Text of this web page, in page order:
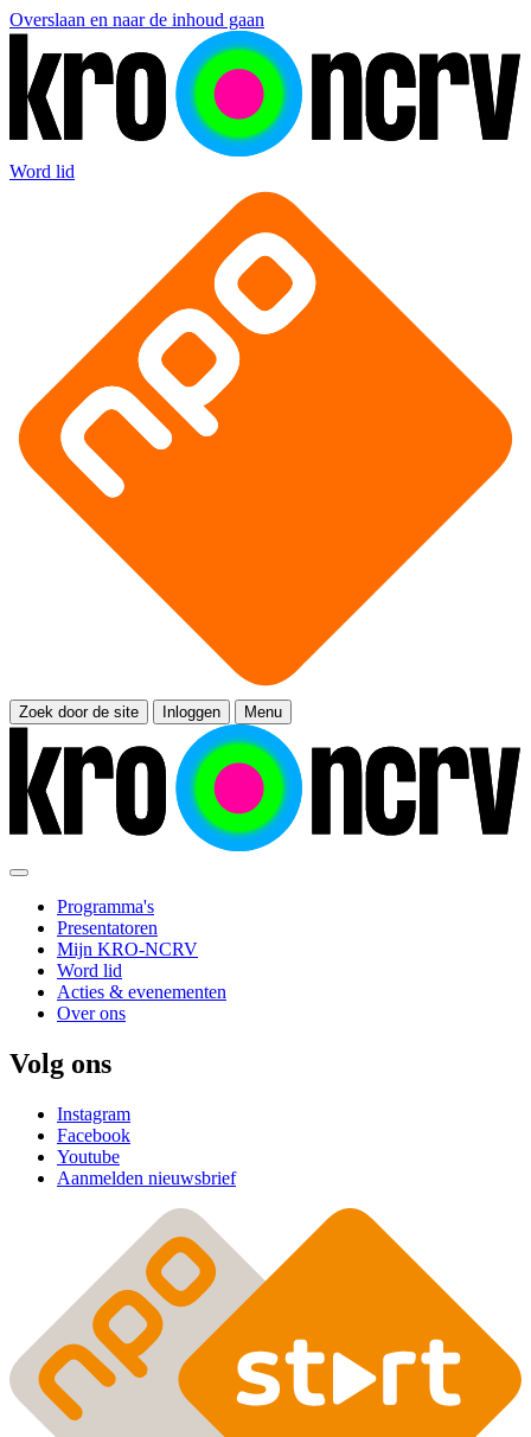
Overslaan en naar de inhoud gaan
Word lid
Zoek door de site Inloggen Menu
Programma's
Presentatoren
Mijn KRO-NCRV
Word lid
Acties & evenementen
Over ons
Volg ons
Instagram
Facebook
Youtube
Aanmelden nieuwsbrief